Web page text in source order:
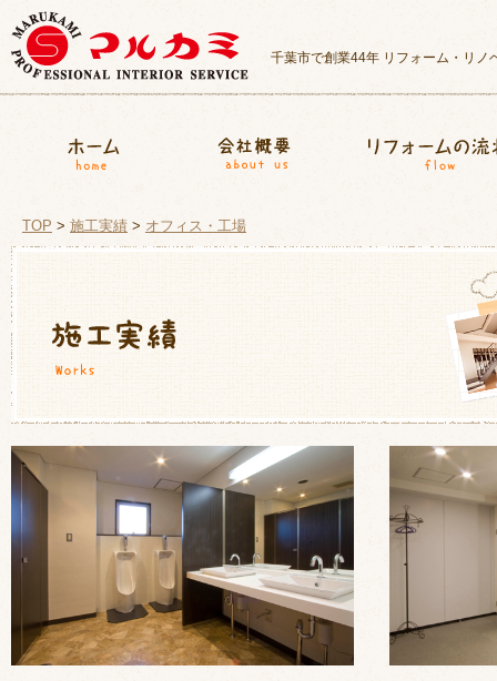
千葉市で創業44年 リフォーム・リノ
TOP > 施工実績 > オフィス・工場